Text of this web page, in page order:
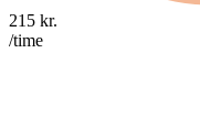
215 kr.
/time